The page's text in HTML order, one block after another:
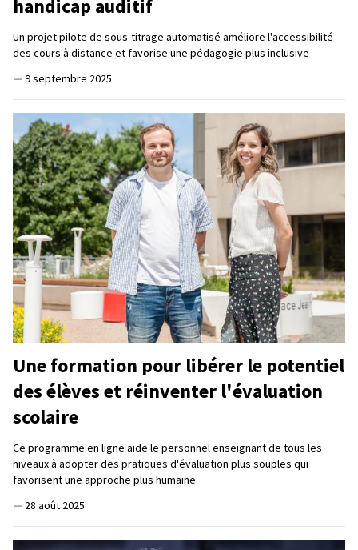
handicap auditif
Un projet pilote de sous-titrage automatisé améliore l'accessibilité
des cours à distance et favorise une pédagogie plus inclusive
— 9 septembre 2025
Une formation pour libérer le potentiel
des élèves et réinventer l'évaluation
scolaire
Ce programme en ligne aide le personnel enseignant de tous les
niveaux à adopter des pratiques d'évaluation plus souples qui
favorisent une approche plus humaine
— 28 août 2025